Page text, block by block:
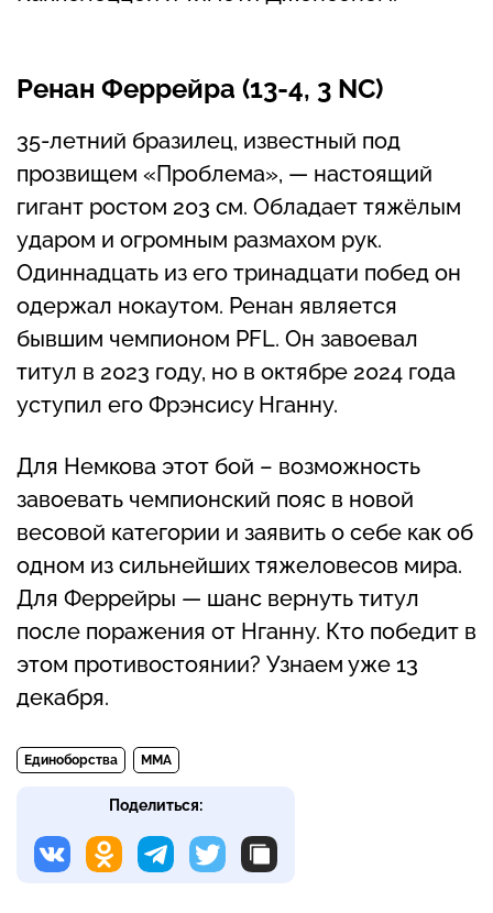
Ренан Феррейра (13-4, 3 NC)
35-летний бразилец, известный под
прозвищем «Проблема», — настоящий
гигант ростом 203 см. Обладает тяжёлым
ударом и огромным размахом рук.
Одиннадцать из его тринадцати побед он
одержал нокаутом. Ренан является
бывшим чемпионом PFL. Он завоевал
титул в 2023 году, но в октябре 2024 года
уступил его Фрэнсису Нганну.
Для Немкова этот бой – возможность
завоевать чемпионский пояс в новой
весовой категории и заявить о себе как об
одном из сильнейших тяжеловесов мира.
Для Феррейры — шанс вернуть титул
после поражения от Нганну. Кто победит в
этом противостоянии? Узнаем уже 13
декабря.
Единоборства MMA
Поделиться: